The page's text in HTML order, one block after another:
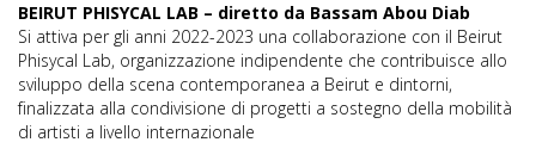
BEIRUT PHISYCAL LAB – diretto da Bassam Abou Diab
Si attiva per gli anni 2022-2023 una collaborazione con il Beirut
Phisycal Lab, organizzazione indipendente che contribuisce allo
sviluppo della scena contemporanea a Beirut e dintorni,
finalizzata alla condivisione di progetti a sostegno della mobilità
di artisti a livello internazionale